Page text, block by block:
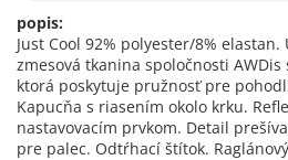
popis:
Just Cool 92% polyester/8% elastan.
zmesová tkanina spoločnosti
ktorá poskytuje pružnosť pre
Kapucňa s riasením okolo krku.
nastavovacím prvkom. Detail
pre palec. Odtŕhací štítok.